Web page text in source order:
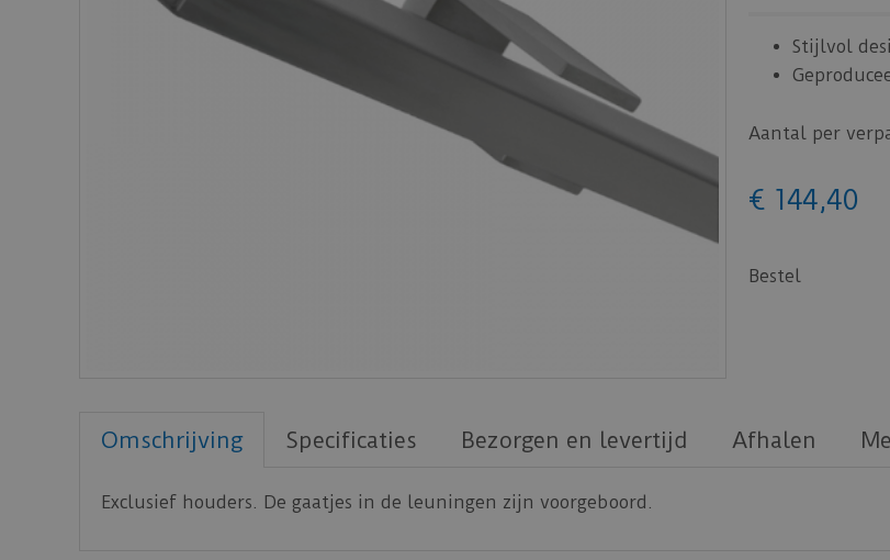
Stijlvol
Aantal per
€ 144,40
Bestel
Omschrijving Specificaties Bezorgen en levertijd Afhalen
Exclusief houders. De gaatjes in de leuningen zijn voorgeboord.